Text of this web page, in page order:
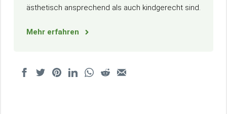
ästhetisch ansprechend als auch kindgerecht sind.
Mehr erfahren